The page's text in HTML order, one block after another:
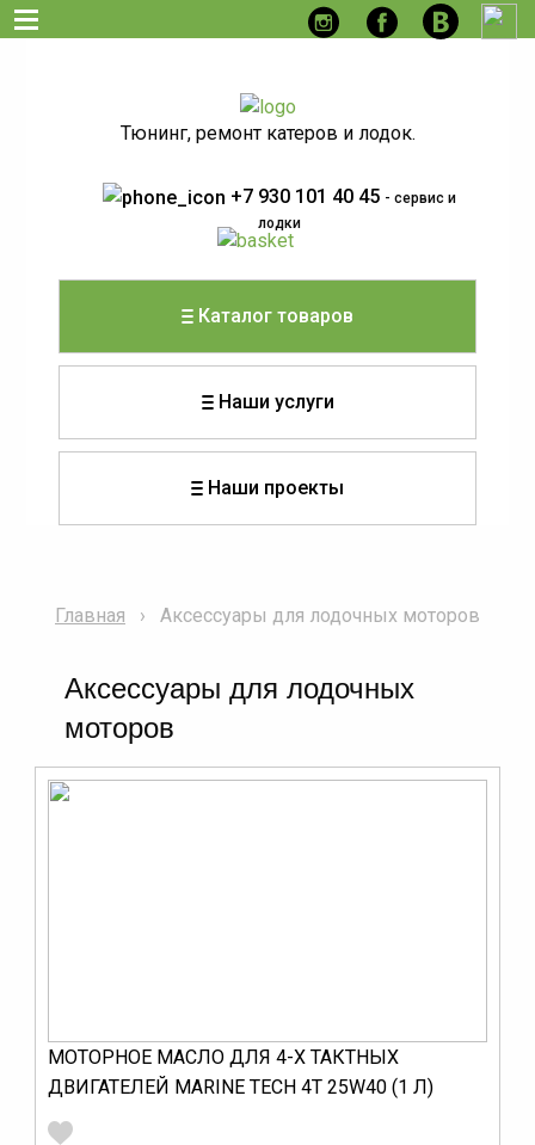
Тюнинг, ремонт катеров и лодок.
+7 930 101 40 45 - сервис и
лодки
Каталог товаров
Наши услуги
Наши проекты
Главная Аксессуары для лодочных моторов
Аксессуары для лодочных
моторов
МОТОРНОЕ МАСЛО ДЛЯ 4-Х ТАКТНЫХ
ДВИГАТЕЛЕЙ MARINE TECH 4T 25W40 (1 Л)